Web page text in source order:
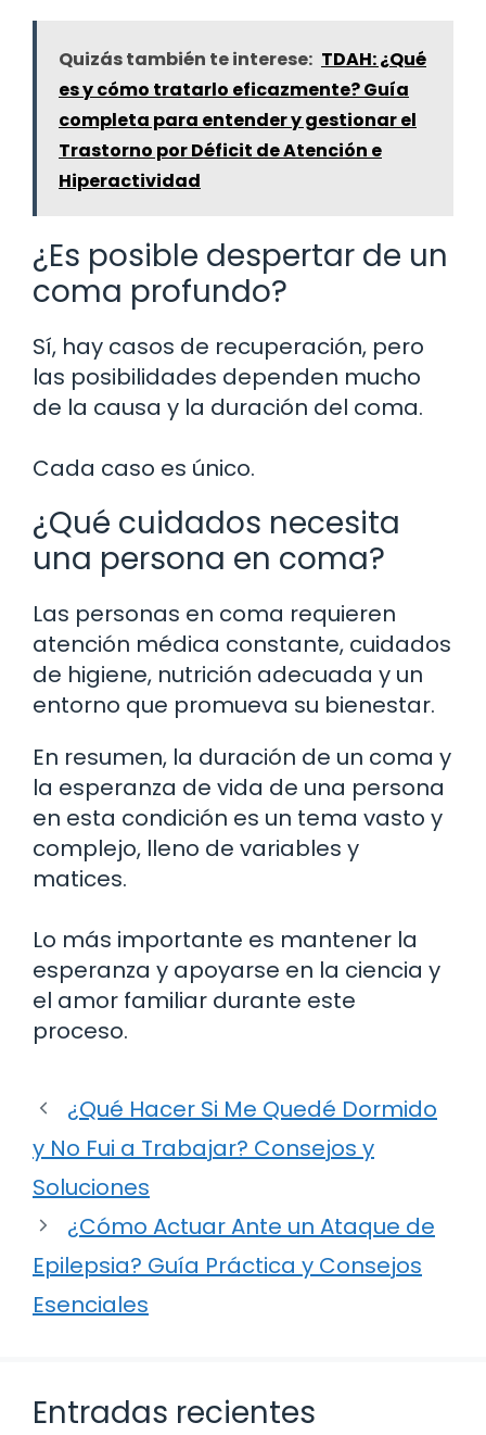
Quizás también te interese: TDAH: ¿Qué
es y cómo tratarlo eficazmente? Guía
completa para entender y gestionar el
Trastorno por Déficit de Atención e
Hiperactividad
¿Es posible despertar de un
coma profundo?
Sí, hay casos de recuperación, pero
las posibilidades dependen mucho
de la causa y la duración del coma.
Cada caso es único.
¿Qué cuidados necesita
una persona en coma?
Las personas en coma requieren
atención médica constante, cuidados
de higiene, nutrición adecuada y un
entorno que promueva su bienestar.
En resumen, la duración de un coma y
la esperanza de vida de una persona
en esta condición es un tema vasto y
complejo, lleno de variables y
matices.
Lo más importante es mantener la
esperanza y apoyarse en la ciencia y
el amor familiar durante este
proceso.
¿Qué Hacer Si Me Quedé Dormido
y No Fui a Trabajar? Consejos y
Soluciones
¿Cómo Actuar Ante un Ataque de
Epilepsia? Guía Práctica y Consejos
Esenciales
Entradas recientes